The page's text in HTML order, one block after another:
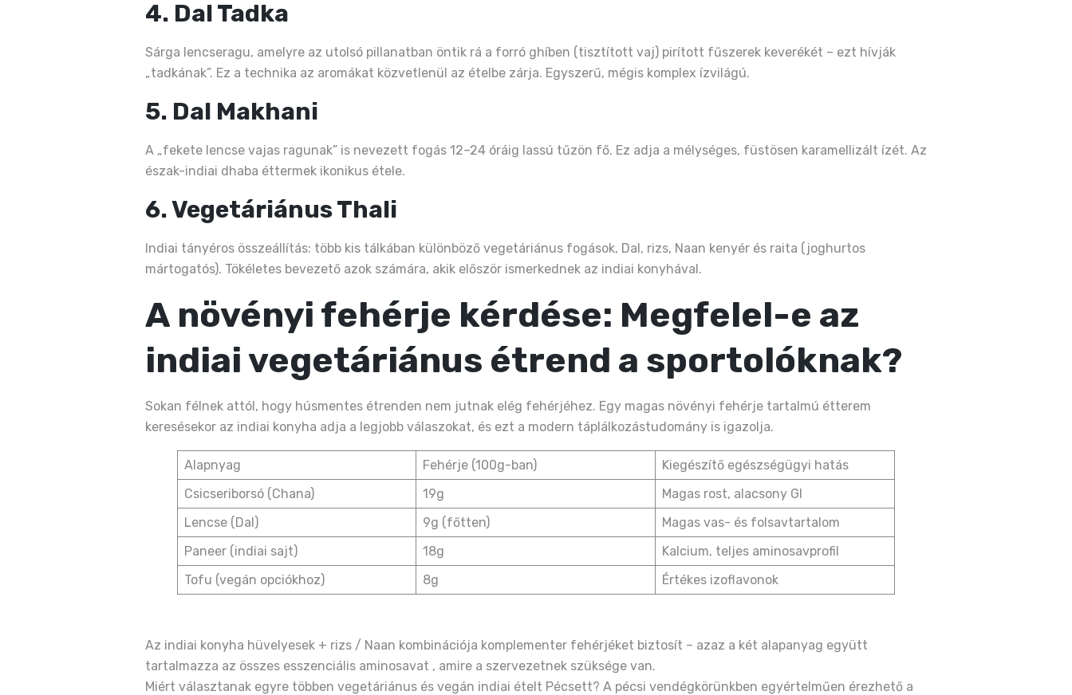
4. Dal Tadka
Sárga lencseragu, amelyre az utolsó pillanatban öntik rá a forró ghíben (tisztított vaj) pirított fűszerek keverékét – ezt hívják
„tadkának”. Ez a technika az aromákat közvetlenül az ételbe zárja. Egyszerű, mégis komplex ízvilágú.
5. Dal Makhani
A „fekete lencse vajas ragunak” is nevezett fogás 12–24 óráig lassú tűzön fő. Ez adja a mélységes, füstösen karamellizált ízét. Az
észak-indiai dhaba éttermek ikonikus étele.
6. Vegetáriánus Thali
Indiai tányéros összeállítás: több kis tálkában különböző vegetáriánus fogások, Dal, rizs, Naan kenyér és raita (joghurtos
mártogatós). Tökéletes bevezető azok számára, akik először ismerkednek az indiai konyhával.
A növényi fehérje kérdése: Megfelel-e az
indiai vegetáriánus étrend a sportolóknak?
Sokan félnek attól, hogy húsmentes étrenden nem jutnak elég fehérjéhez. Egy magas növényi fehérje tartalmú étterem
keresésekor az indiai konyha adja a legjobb válaszokat, és ezt a modern táplálkozástudomány is igazolja.
Alapnyag Fehérje (100g-ban)
Kiegészítő egészségügyi hatás
Csicseriborsó (Chana)
19g
Magas rost, alacsony GI
Lencse (Dal)
9g (főtten)
Magas vas- és folsavtartalom
Paneer (indiai sajt)
18g
Kalcium, teljes aminosavprofil
Tofu (vegán opciókhoz)
8g Értékes izoflavonok
Az indiai konyha hüvelyesek + rizs / Naan kombinációja komplementer fehérjéket biztosít – azaz a két alapanyag együtt
tartalmazza az összes esszenciális aminosavat , amire a szervezetnek szüksége van.
Miért választanak egyre többen vegetáriánus és vegán indiai ételt Pécsett? A pécsi vendégkörünkben egyértelműen érezhető a